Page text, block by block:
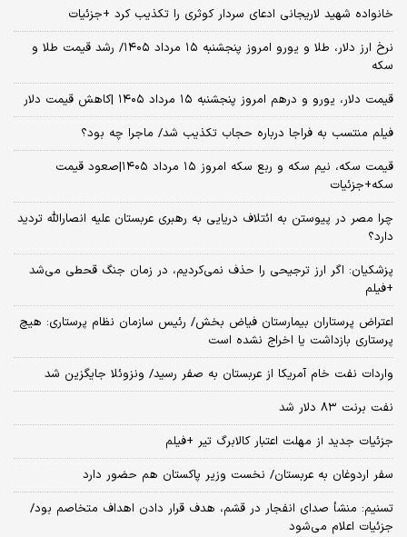
خانواده شهید لاریجانی ادعای سردار کوثری را تکذیب کرد +جزئیات
نرخ ارز دلار، طلا و یورو امروز پنجشنبه ۱۵ مرداد ۱۴۰۵/ رشد قیمت طلا و
سکه
قیمت دلار، یورو و درهم امروز پنجشنبه ۱۵ مرداد ۱۴۰۵ |کاهش قیمت دلار
فیلم منتسب به فراجا درباره حجاب تکذیب شد/ ماجرا چه بود؟
قیمت سکه، نیم سکه و ربع سکه امروز ۱۵ مرداد ۱۴۰۵|صعود قیمت
سکه+جزئیات
چرا مصر در پیوستن به ائتلاف دریایی به رهبری عربستان علیه انصارالله تردید
دارد؟
پزشکیان: اگر ارز ترجیحی را حذف نمی‌کردیم، در زمان جنگ قحطی می‌شد
+فیلم
اعتراض پرستاران بیمارستان فیاض بخش/ رئیس سازمان نظام پرستاری: هیچ
پرستاری بازداشت یا اخراج نشده است
واردات نفت خام آمریکا از عربستان به صفر رسید/ ونزوئلا جایگزین شد
نفت برنت ۸۳ دلار شد
جزئیات جدید از مهلت اعتبار کالابرگ تیر +فیلم
سفر اردوغان به عربستان/ نخست وزیر پاکستان هم حضور دارد
تسنیم: منشأ صدای انفجار در قشم، هدف قرار دادن اهداف متخاصم بود/
جزئیات اعلام می‌شود